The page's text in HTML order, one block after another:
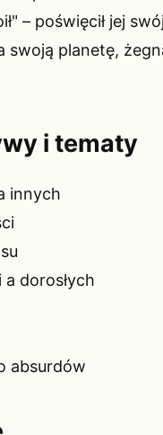
– poświęcił jej
swoją planetę,
i tematy
innych
dorosłych
absurdów